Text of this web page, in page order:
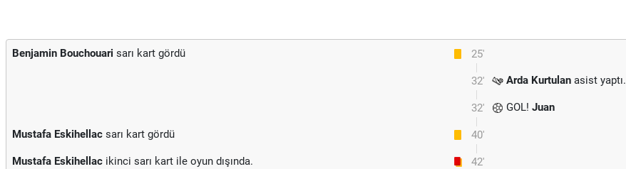
25'
Benjamin Bouchouari sarı kart gördü
32' Arda Kurtulan asist yaptı.
32' GOL! Juan
40'
Mustafa Eskihellac sarı kart gördü
42'
Mustafa Eskihellac ikinci sarı kart ile oyun dışında.